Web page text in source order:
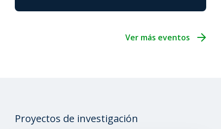
Ver más eventos
Proyectos de investigación